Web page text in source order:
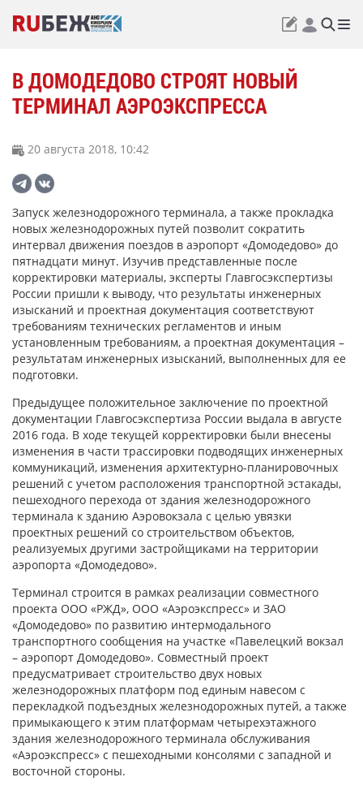
В ДОМОДЕДОВО СТРОЯТ НОВЫЙ
ТЕРМИНАЛ АЭРОЭКСПРЕССА
20 августа 2018, 10:42
Запуск железнодорожного терминала, а также прокладка
новых железнодорожных путей позволит сократить
интервал движения поездов в аэропорт «Домодедово» до
пятнадцати минут. Изучив представленные после
корректировки материалы, эксперты Главгосэкспертизы
России пришли к выводу, что результаты инженерных
изысканий и проектная документация соответствуют
требованиям технических регламентов и иным
установленным требованиям, а проектная документация –
результатам инженерных изысканий, выполненных для ее
подготовки.
Предыдущее положительное заключение по проектной
документации Главгосэкспертиза России выдала в августе
2016 года. В ходе текущей корректировки были внесены
изменения в части трассировки подводящих инженерных
коммуникаций, изменения архитектурно-планировочных
решений с учетом расположения транспортной эстакады,
пешеходного перехода от здания железнодорожного
терминала к зданию Аэровокзала с целью увязки
проектных решений со строительством объектов,
реализуемых другими застройщиками на территории
аэропорта «Домодедово».
Терминал строится в рамках реализации совместного
проекта ООО «РЖД», ООО «Аэроэкспресс» и ЗАО
«Домодедово» по развитию интермодального
транспортного сообщения на участке «Павелецкий вокзал
– аэропорт Домодедово». Совместный проект
предусматривает строительство двух новых
железнодорожных платформ под единым навесом с
перекладкой подъездных железнодорожных путей, а также
примыкающего к этим платформам четырехэтажного
здания железнодорожного терминала обслуживания
«Аэроэкспресс» с пешеходными консолями с западной и
восточной стороны.